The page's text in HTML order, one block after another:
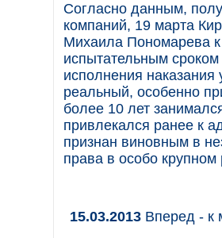
Согласно данным,
компаний, 19 марта
Михаила Пономарева
испытательным
исполнения
реальный, особенно
более 10 лет
привлекался ранее к
признан виновным в
права в особо крупном
15.03.2013 Вперед - к